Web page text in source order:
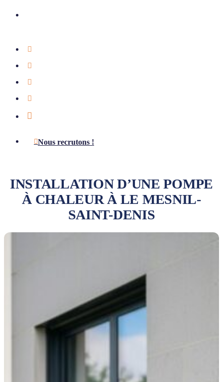
Nous recrutons !
INSTALLATION D’UNE POMPE
À CHALEUR À LE MESNIL-
SAINT-DENIS